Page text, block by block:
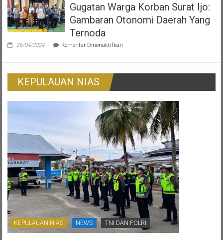
di
Jawa
Timur
:
Surabaya
Butuh
Tradisional
Gugatan Warga Korban Surat Ijo:
Gambaran Otonomi Daerah Yang
Ternoda
26/04/2024 Komentar Dinonaktifkan
Korban
Surat
Gambaran
Daerah
Yang
Ternoda
KEPULAUAN NIAS
KEPULAUAN NIAS NEWS TNI DAN POLRI